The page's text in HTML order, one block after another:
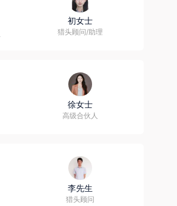
初女士
猎头顾问/助理
徐女士
高级合伙人
李先生
猎头顾问